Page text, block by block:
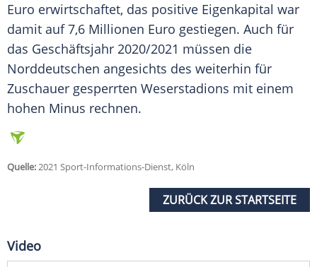
Euro erwirtschaftet, das positive Eigenkapital war
damit auf 7,6 Millionen Euro gestiegen. Auch für
das Geschäftsjahr 2020/2021 müssen die
Norddeutschen angesichts des weiterhin für
Zuschauer gesperrten Weserstadions mit einem
hohen Minus rechnen.
Quelle:2021 Sport-Informations-Dienst, Köln
ZURÜCK ZUR STARTSEITE
Video